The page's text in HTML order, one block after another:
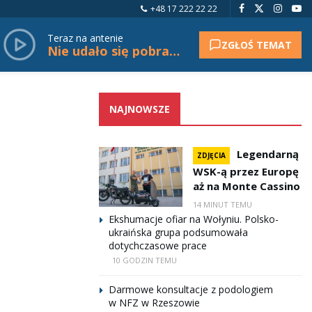
+48 17 222 22 22
Teraz na antenie
Nie udało się pobrać tytułu. ZGŁOŚ TEMAT
NAJNOWSZE
ZDJĘCIA
Legendarną
WSK-ą przez Europę
aż na Monte Cassino
14 MINUT TEMU
Ekshumacje ofiar na Wołyniu. Polsko-
ukraińska grupa podsumowała
dotychczasowe prace
10 GODZIN TEMU
Darmowe konsultacje z podologiem
w NFZ w Rzeszowie